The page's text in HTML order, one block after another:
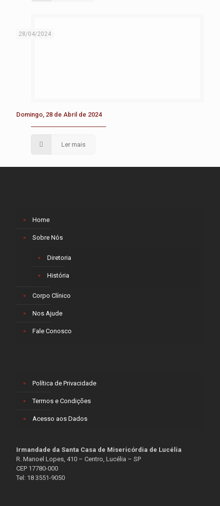
28/04/2024
Domingo, 28 de Abril de 2024
Ler mais
Home
Sobre Nós
Diretoria
História
Corpo Clínico
Nos Ajude
Fale Conosco
Política de Privacidade
Termos e Condições
Acesso aos Dados
Irmandade da Santa Casa de Misericórdia de Lucélia
R. Manoel Lopes, 410 – Centro, Lucélia – SP
CEP 17780-000
Tel: 18 3551-9050